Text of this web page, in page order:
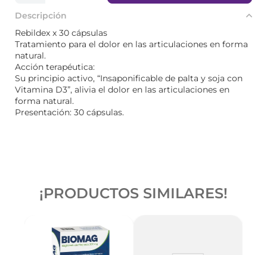
Descripción
Rebildex x 30 cápsulas
Tratamiento para el dolor en las articulaciones en forma
natural.
Acción terapéutica:
Su principio activo, “Insaponificable de palta y soja con
Vitamina D3”, alivia el dolor en las articulaciones en
forma natural.
Presentación: 30 cápsulas.
¡PRODUCTOS SIMILARES!